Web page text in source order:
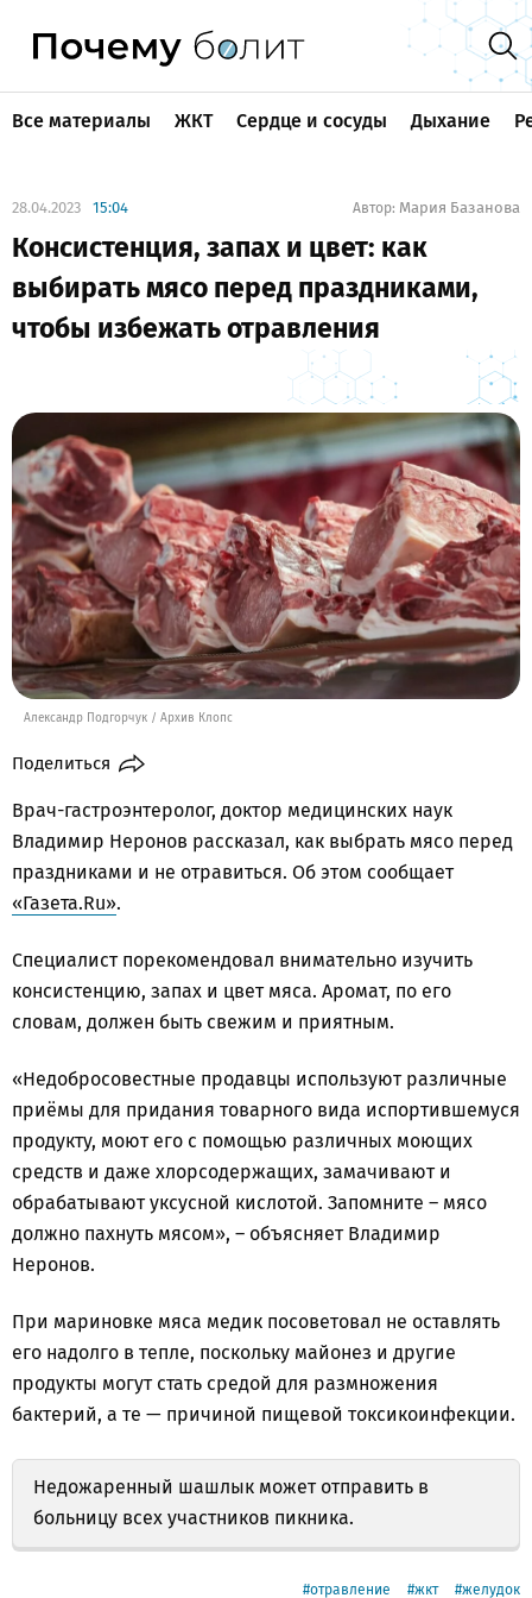
Все материалы ЖКТ Сердце и сосуды Дыхание
28.04.2023 15:04 Автор: Мария Базанова
Консистенция, запах и цвет: как
выбирать мясо перед праздниками,
чтобы избежать отравления
Александр Подгорчук / Архив Клопс
Поделиться
Врач-гастроэнтеролог, доктор медицинских наук
Владимир Неронов рассказал, как выбрать мясо перед
праздниками и не отравиться. Об этом сообщает
«Газета.Ru».
Специалист порекомендовал внимательно изучить
консистенцию, запах и цвет мяса. Аромат, по его
словам, должен быть свежим и приятным.
«Недобросовестные продавцы используют различные
приёмы для придания товарного вида испортившемуся
продукту, моют его с помощью различных моющих
средств и даже хлорсодержащих, замачивают и
обрабатывают уксусной кислотой. Запомните – мясо
должно пахнуть мясом», – объясняет Владимир
Неронов.
При мариновке мяса медик посоветовал не оставлять
его надолго в тепле, поскольку майонез и другие
продукты могут стать средой для размножения
бактерий, а те — причиной пищевой токсикоинфекции.
Недожаренный шашлык может отправить в
больницу всех участников пикника.
отравление жкт желудок